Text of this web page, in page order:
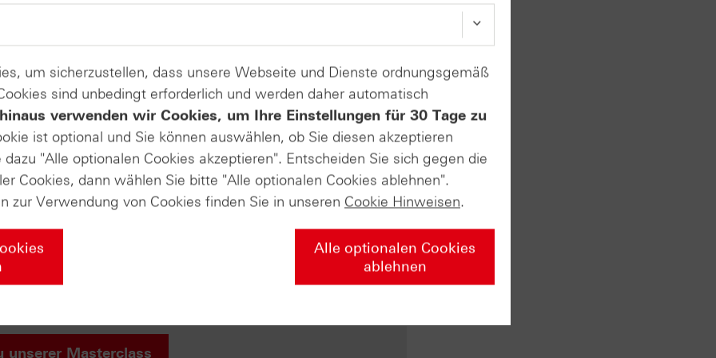
Volkswagen AG
Masterclass in die Welt der Derivate
die Grundlagen der Börse wissen müssen – von den ersten
mit Zertifikaten und professionellem Money Management. Am
Ihr Wissen nochmal vertiefen soll. Falls Sie diesen Abschlusstest
HSBC-Masterclass-Zertifikat von uns! Wir würden uns sehr
unserer Masterclass
um sicherzustellen, dass unsere Webseite und Dienste ordnungsgemäß
sind unbedingt erforderlich und werden daher automatisch
verwenden wir Cookies, um Ihre Einstellungen für 30 Tage zu
ist optional und Sie können auswählen, ob Sie diesen akzeptieren
"Alle optionalen Cookies akzeptieren". Entscheiden Sie sich gegen die
Cookies, dann wählen Sie bitte "Alle optionalen Cookies ablehnen".
zur Verwendung von Cookies finden Sie in unseren Cookie Hinweisen.
Alle optionalen Cookies
ablehnen